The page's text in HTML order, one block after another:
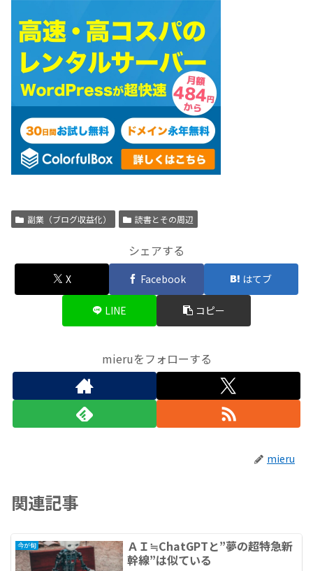
副業（ブログ収益化） 読書とその周辺
シェアする
X Facebook はてブ
LINE コピー
mieruをフォローする
mieru
関連記事
今が旬
ＡＩ≒ChatGPTと”夢の超特急新
幹線”は似ている